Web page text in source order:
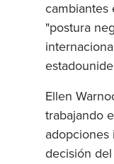
cambiantes
"postura
Ellen
trabajando
adopciones
decisión